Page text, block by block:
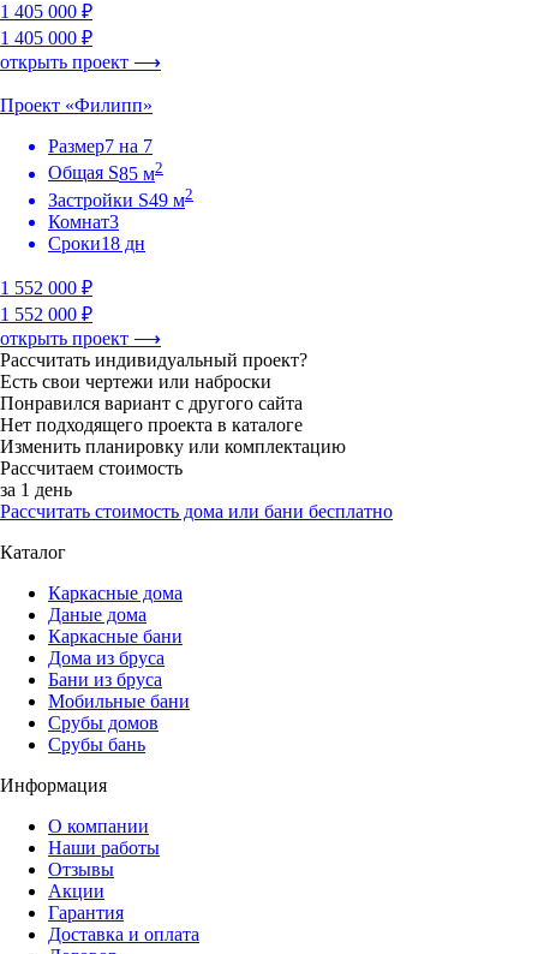
1 405 000 ₽
1 405 000 ₽
открыть проект ⟶
Проект «Филипп»
Размер7 на 7
Общая S85 м2
Застройки S49 м2
Комнат3
Сроки18 дн
1 552 000 ₽
1 552 000 ₽
открыть проект ⟶
Рассчитать индивидуальный проект?
Есть свои чертежи или наброски
Понравился вариант с другого сайта
Нет подходящего проекта в каталоге
Изменить планировку или комплектацию
Рассчитаем стоимость
за 1 день
Рассчитать стоимость дома или бани бесплатно
Каталог
Каркасные дома
Даные дома
Каркасные бани
Дома из бруса
Бани из бруса
Мобильные бани
Срубы домов
Срубы бань
Информация
О компании
Наши работы
Отзывы
Акции
Гарантия
Доставка и оплата